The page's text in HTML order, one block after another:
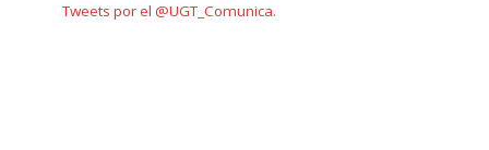
Tweets por el @UGT_Comunica.